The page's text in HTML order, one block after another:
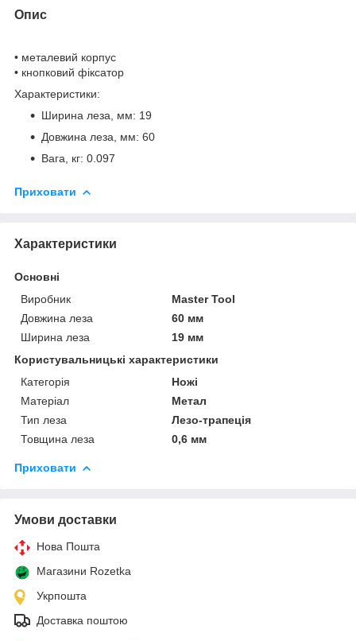
Опис
• металевий корпус
• кнопковий фіксатор
Характеристики:
Ширина леза, мм: 19
Довжина леза, мм: 60
Вага, кг: 0.097
Приховати
Характеристики
Основні
Виробник
Master Tool
Довжина леза
60 мм
Ширина леза
19 мм
Користувальницькі характеристики
Категорія
Ножі
Матеріал
Метал
Тип леза
Лезо-трапеція
Товщина леза
0,6 мм
Приховати
Умови доставки
Нова Пошта
Магазини Rozetka
Укрпошта
Доставка поштою